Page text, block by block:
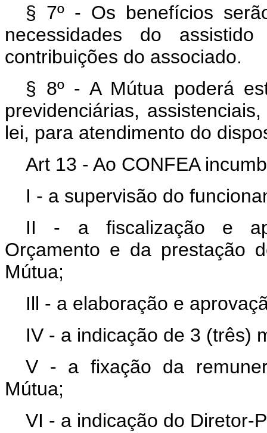
§ 7º - Os benefícios
necessidades do
contribuições do associado.
§ 8º - A Mútua poderá
previdenciárias,
lei, para atendimento do
Art 13 - Ao CONFEA
I - a supervisão do
II - a fiscalização e
Orçamento e da prestação
Mútua;
Ill - a elaboração e
IV - a indicação de 3 (três)
V - a fixação da
Mútua;
VI - a indicação do Diretor-